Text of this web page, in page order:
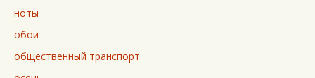
ноты
обои
общественный транспорт